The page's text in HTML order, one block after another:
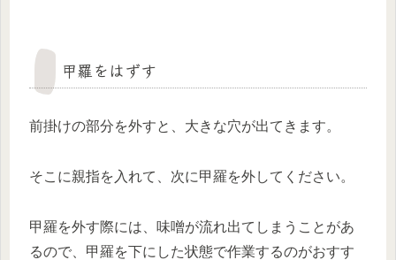
甲羅をはずす
前掛けの部分を外すと、大きな穴が出てきます。
そこに親指を入れて、次に甲羅を外してください。
甲羅を外す際には、味噌が流れ出てしまうことがあ
るので、甲羅を下にした状態で作業するのがおすす